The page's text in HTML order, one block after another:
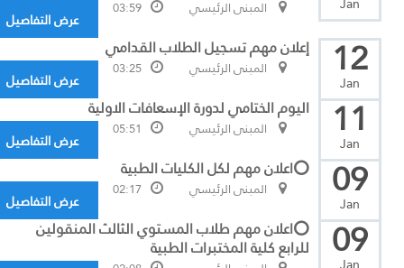
المبنى الرئيسي 03:59
عرض التفاصيل
12
Jan
إعلان مهم تسجيل الطلاب القدامي
المبنى الرئيسي 03:25
عرض التفاصيل
11
Jan
اليوم الختامي لدورة الإسعافات الاولية
المبنى الرئيسي 05:51
عرض التفاصيل
09
Jan
⭕اعلان مهم لكل الكليات الطبية
المبنى الرئيسي 02:17
عرض التفاصيل
09 ⭕اعلان مهم طلاب المستوي الثالث المنقولين
للرابع كلية المختبرات الطبية